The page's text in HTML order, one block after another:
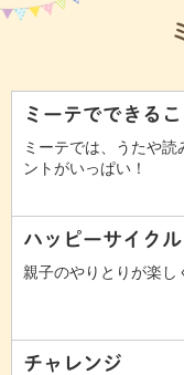
ミーテでできるこ
ミーテでは、うたや読
ントがいっぱい！
ハッピーサイクル
親子のやりとりが楽し
チャレンジ